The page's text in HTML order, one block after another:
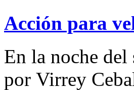
Acción para
En la noche
por Virrey